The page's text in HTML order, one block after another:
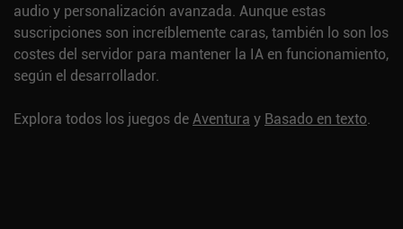
audio y personalización avanzada. Aunque estas
suscripciones son increíblemente caras, también lo son los
costes del servidor para mantener la IA en funcionamiento,
según el desarrollador.
Explora todos los juegos deAventura y Basado en texto.